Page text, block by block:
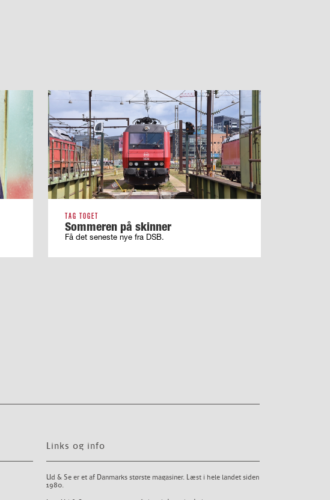
TAG TOGET
Sommeren på skinner
Få det seneste nye fra DSB.
Links og info
Ud & Se er et af Danmarks største magasiner. Læst i hele landet siden
1980.